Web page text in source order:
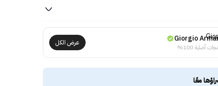
Giorgio
أصلية 100%
عرض الكل
معًا